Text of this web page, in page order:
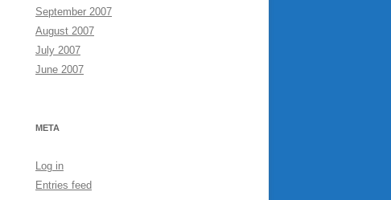
September 2007
August 2007
July 2007
June 2007
META
Log in
Entries feed